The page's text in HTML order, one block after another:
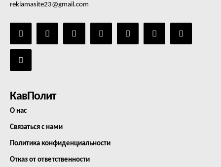
reklamasite23@gmail.com
КавПолит
О нас
Связаться с нами
Политика конфиденциальности
Отказ от ответственности